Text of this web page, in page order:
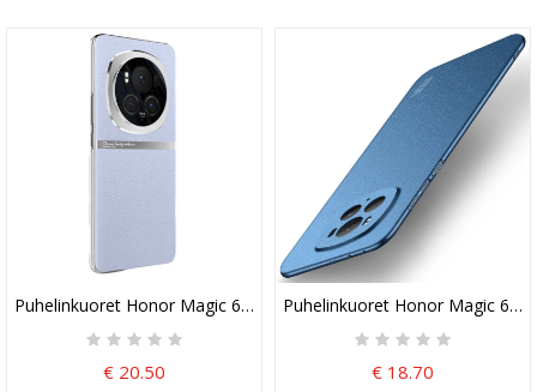
Puhelinkuoret Honor Magic 6 Pro Erittäin Hieno
€ 20.50
Puhelinkuoret Honor Magic 6
€ 18.70